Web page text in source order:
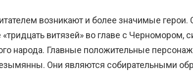
возникают и более значимые
витязей» во главе с Черномором,
народа. Главные положительные
Они являются собирательными